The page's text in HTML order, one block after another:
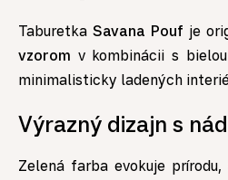
Taburetka Savana Pouf je
vzorom v kombinácii s
minimalisticky ladených
Výrazný dizajn s
Zelená farba evokuje